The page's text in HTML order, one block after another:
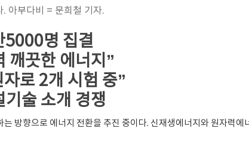
아부다비 = 문희철 기자.
5000명 집결
깨끗한 에너지”
로 2개 시험 중”
기술 소개 경쟁
는 방향으로 에너지 전환을 추진 중이다. 신재생에너지와 원자력